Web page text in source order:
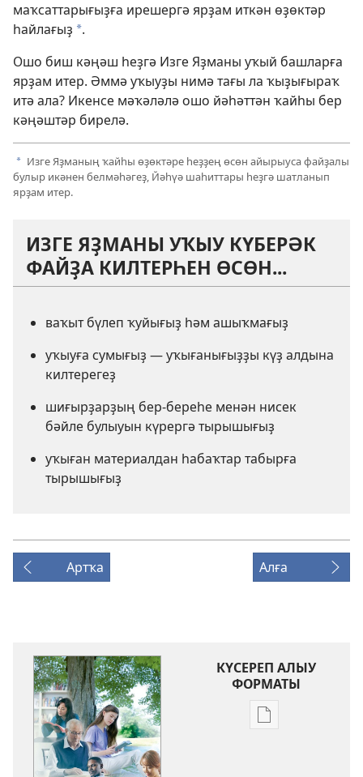
маҡсаттарығыҙға ирешергә ярҙам иткән өҙөктәр
һайлағыҙ a.
Ошо биш кәңәш һеҙгә Изге Яҙманы уҡый башларға
ярҙам итер. Әммә уҡыуҙы нимә тағы ла ҡыҙығыраҡ
итә ала? Икенсе мәҡәләлә ошо йәһәттән ҡайһы бер
кәңәштәр бирелә.
a Изге Яҙманың ҡайһы өҙөктәре һеҙҙең өсөн айырыуса файҙалы
булыр икәнен белмәһәгеҙ, Йәһүә шаһиттары һеҙгә шатланып
ярҙам итер.
ИЗГЕ ЯҘМАНЫ УҠЫУ КҮБЕРӘК
ФАЙҘА КИЛТЕРҺЕН ӨСӨН...
ваҡыт бүлеп ҡуйығыҙ һәм ашыҡмағыҙ
уҡыуға сумығыҙ — уҡығанығыҙҙы күҙ алдына
килтерегеҙ
шиғырҙарҙың бер-береһе менән нисек
бәйле булыуын күрергә тырышығыҙ
уҡыған материалдан һабаҡтар табырға
тырышығыҙ
Артҡа Алға
КҮСЕРЕП АЛЫУ
ФОРМАТЫ
Баҫмаларҙы